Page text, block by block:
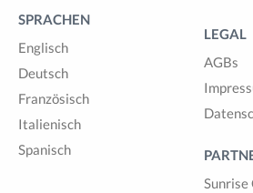
SPRACHEN
Englisch
Deutsch
Französisch
Italienisch
Spanisch
LEGAL
AGBs
Sunrise